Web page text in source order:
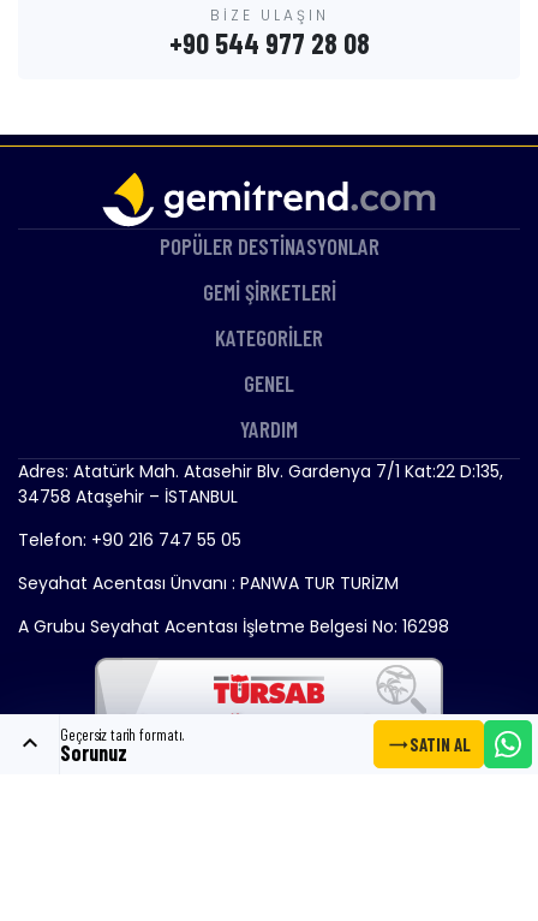
BİZE ULAŞIN
+90 544 977 28 08
expand_less Geçersiz tarih formatı.
Sorunuz trending_flatSATIN AL
POPÜLER DESTİNASYONLAR
GEMİ ŞİRKETLERİ
KATEGORİLER
GENEL
YARDIM
Adres: Atatürk Mah. Atasehir Blv. Gardenya 7/1 Kat:22 D:135,
34758 Ataşehir – İSTANBUL
Telefon: +90 216 747 55 05
Seyahat Acentası Ünvanı : PANWA TUR TURİZM
A Grubu Seyahat Acentası İşletme Belgesi No: 16298